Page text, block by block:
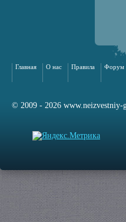
Главная О нас Правила Форум
© 2009 - 2026
сайта